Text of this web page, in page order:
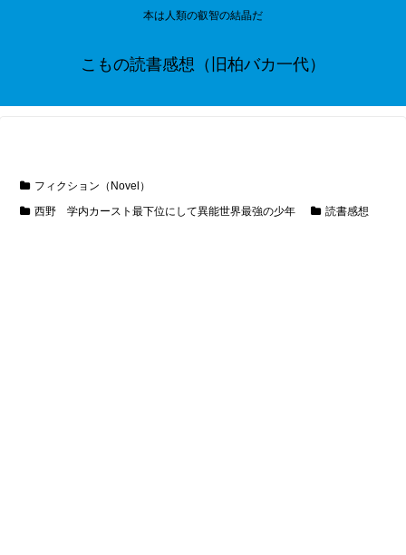
本は人類の叡智の結晶だ
こもの読書感想（旧柏バカ一代）
フィクション（Novel）
西野 学内カースト最下位にして異能世界最強の少年
読書感想